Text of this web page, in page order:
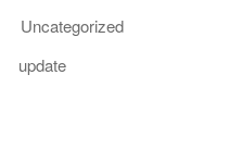
Uncategorized
update